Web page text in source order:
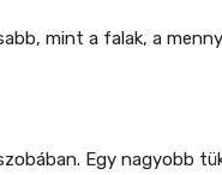
mint a falak, a
Egy nagyobb